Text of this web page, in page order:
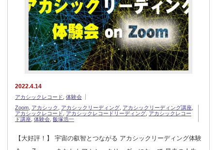
2022.4.14
アカシックレコード 体験会
Zoom アカシック アカシックリーディング アカシックリーディング講座
アカシックレコード
アカシックレコードリーディング アカシックレコー
ド講座 体験会 飯塚浩一
【大好評！】 宇宙の叡智とつながる アカシックリーディング体験